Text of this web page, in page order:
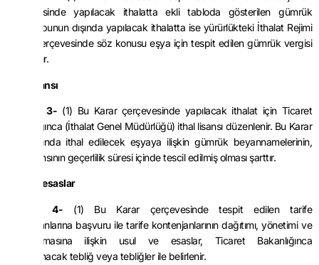
çerçevesinde yapılacak ithalatta ekli tabloda gösterilen gümrük
vergisi, bunun dışında yapılacak ithalatta ise yürürlükteki İthalat Rejimi
Kararı çerçevesinde söz konusu eşya için tespit edilen gümrük vergisi
uygulanır.
İthal lisansı
MADDE 3- (1) Bu Karar çerçevesinde yapılacak ithalat için Ticaret
Bakanlığınca (İthalat Genel Müdürlüğü) ithal lisansı düzenlenir. Bu Karar
kapsamında ithal edilecek eşyaya ilişkin gümrük beyannamelerinin,
ithal lisansının geçerlilik süresi içinde tescil edilmiş olması şarttır.
Usul ve esaslar
MADDE 4- (1) Bu Karar çerçevesinde tespit edilen tarife
kontenjanlarına başvuru ile tarife kontenjanlarının dağıtımı, yönetimi ve
uygulanmasına ilişkin usul ve esaslar, Ticaret Bakanlığınca
yayımlanacak tebliğ veya tebliğler ile belirlenir.